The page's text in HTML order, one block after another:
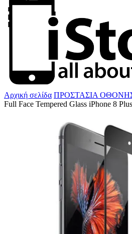
Αρχική σελίδα ΠΡΟΣΤΑΣΙΑ
Full Face Tempered Glass iPhone 8